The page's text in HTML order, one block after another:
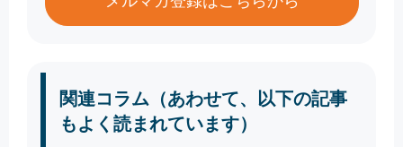
関連コラム（あわせて、以下の記事
もよく読まれています）